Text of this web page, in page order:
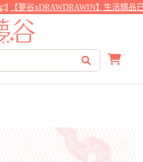
【夢谷xDRAWDRAWIN】生活精品已